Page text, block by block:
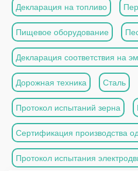
Декларация на топливо
Пищевое оборудование
Декларация соответствия на
Дорожная техника Сталь
Протокол испытаний зерна
Сертификация производства
Протокол испытания